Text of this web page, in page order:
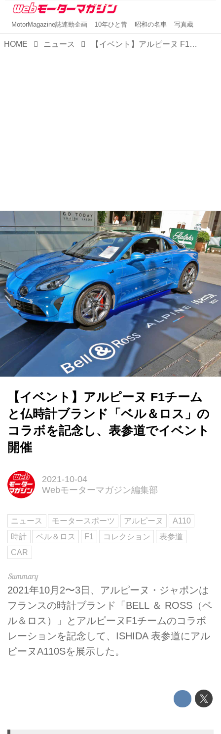
MotorMagazine誌連動企画 10年ひと昔 昭和の名車 写真蔵
HOME ニュース 【イベント】アルピーヌ F1チームと仏時計ブランド「ベル＆ロス」のコラボを記念し、表参道でイベント開催
【イベント】アルピーヌ F1チーム
と仏時計ブランド「ベル＆ロス」の
コラボを記念し、表参道でイベント
開催
2021-10-04
Webモーターマガジン編集部
ニュース モータースポーツ アルピーヌ
A110
時計
ベル＆ロス F1 コレクション
表参道
CAR
2021年10月2〜3日、アルピーヌ・ジャポンは
フランスの時計ブランド「BELL ＆ ROSS（ベ
ル＆ロス）」とアルピーヌF1チームのコラボ
レーションを記念して、ISHIDA 表参道にアル
ピーヌA110Sを展示した。